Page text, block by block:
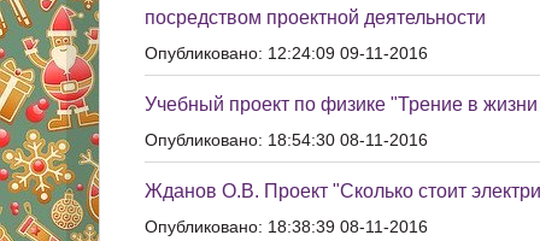
посредством проектной деятельности
Опубликовано: 12:24:09 09-11-2016
Учебный проект по физике "Трение в
Опубликовано: 18:54:30 08-11-2016
Жданов О.В. Проект "Сколько стоит
Опубликовано: 18:38:39 08-11-2016